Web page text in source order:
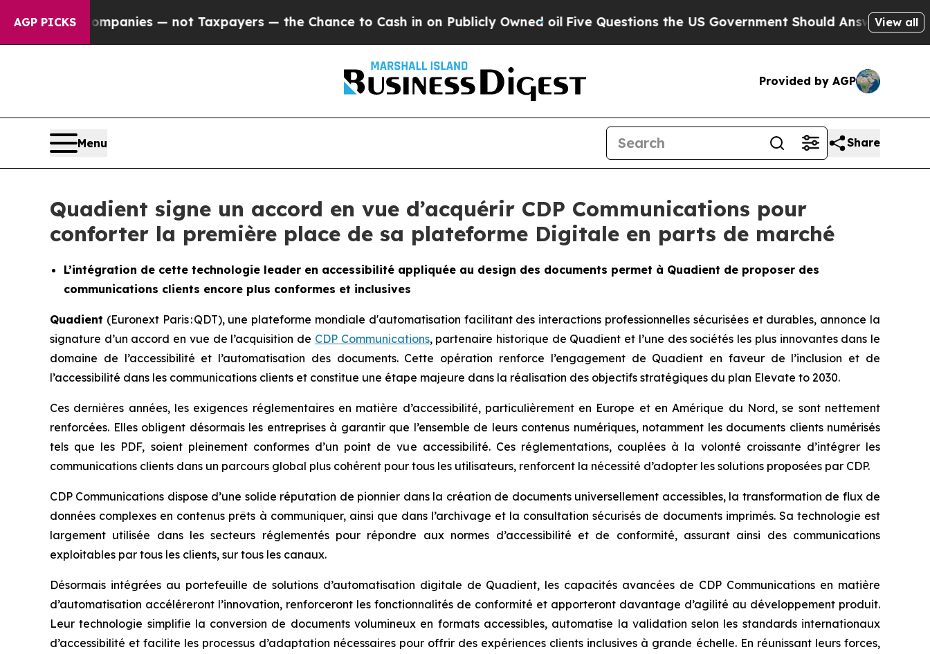
AGP PICKS
Companies — not Taxpayers — the Chance to Cash in on Publicly Owned oilFive Questions the US Government Should Answer About ItsView all
Provided by AGP
Menu Share
Quadient signe un accord en vue d’acquérir CDP Communications pour
conforter la première place de sa plateforme Digitale en parts de marché
L’intégration de cette technologie leader en accessibilité appliquée au design des documents permet à Quadient de proposer des
communications clients encore plus conformes et inclusives
Quadient (Euronext Paris : QDT), une plateforme mondiale d'automatisation facilitant des interactions professionnelles sécurisées et durables, annonce la
signature d’un accord en vue de l’acquisition de CDP Communications, partenaire historique de Quadient et l’une des sociétés les plus innovantes dans le
domaine de l’accessibilité et l’automatisation des documents. Cette opération renforce l’engagement de Quadient en faveur de l’inclusion et de
l’accessibilité dans les communications clients et constitue une étape majeure dans la réalisation des objectifs stratégiques du plan Elevate to 2030.
Ces dernières années, les exigences réglementaires en matière d’accessibilité, particulièrement en Europe et en Amérique du Nord, se sont nettement
renforcées. Elles obligent désormais les entreprises à garantir que l’ensemble de leurs contenus numériques, notamment les documents clients numérisés
tels que les PDF, soient pleinement conformes d’un point de vue accessibilité. Ces réglementations, couplées à la volonté croissante d’intégrer les
communications clients dans un parcours global plus cohérent pour tous les utilisateurs, renforcent la nécessité d’adopter les solutions proposées par CDP.
CDP Communications dispose d’une solide réputation de pionnier dans la création de documents universellement accessibles, la transformation de flux de
données complexes en contenus prêts à communiquer, ainsi que dans l’archivage et la consultation sécurisés de documents imprimés. Sa technologie est
largement utilisée dans les secteurs réglementés pour répondre aux normes d’accessibilité et de conformité, assurant ainsi des communications
exploitables par tous les clients, sur tous les canaux.
Désormais intégrées au portefeuille de solutions d’automatisation digitale de Quadient, les capacités avancées de CDP Communications en matière
d’automatisation accéléreront l’innovation, renforceront les fonctionnalités de conformité et apporteront davantage d’agilité au développement produit.
Leur technologie simplifie la conversion de documents volumineux en formats accessibles, automatise la validation selon les standards internationaux
d’accessibilité et facilite les processus d’adaptation nécessaires pour offrir des expériences clients inclusives à grande échelle. En réunissant leurs forces,